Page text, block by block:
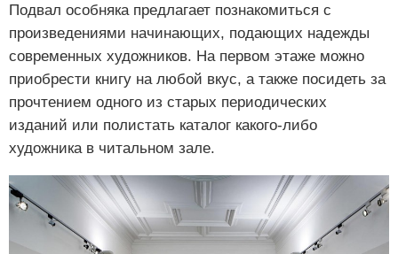
Подвал особняка предлагает познакомиться с
произведениями начинающих, подающих надежды
современных художников. На первом этаже можно
приобрести книгу на любой вкус, а также посидеть за
прочтением одного из старых периодических
изданий или полистать каталог какого-либо
художника в читальном зале.